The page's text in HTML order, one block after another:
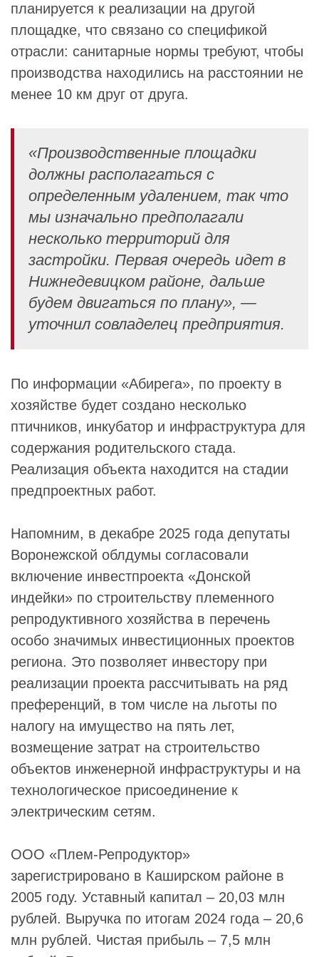
планируется к реализации на другой
площадке, что связано со спецификой
отрасли: санитарные нормы требуют, чтобы
производства находились на расстоянии не
менее 10 км друг от друга.
«Производственные площадки
должны располагаться с
определенным удалением, так что
мы изначально предполагали
несколько территорий для
застройки. Первая очередь идет в
Нижнедевицком районе, дальше
будем двигаться по плану», —
уточнил совладелец предприятия.
По информации «Абирега», по проекту в
хозяйстве будет создано несколько
птичников, инкубатор и инфраструктура для
содержания родительского стада.
Реализация объекта находится на стадии
предпроектных работ.
Напомним, в декабре 2025 года депутаты
Воронежской облдумы согласовали
включение инвестпроекта «Донской
индейки» по строительству племенного
репродуктивного хозяйства в перечень
особо значимых инвестиционных проектов
региона. Это позволяет инвестору при
реализации проекта рассчитывать на ряд
преференций, в том числе на льготы по
налогу на имущество на пять лет,
возмещение затрат на строительство
объектов инженерной инфраструктуры и на
технологическое присоединение к
электрическим сетям.
ООО «Плем-Репродуктор»
зарегистрировано в Каширском районе в
2005 году. Уставный капитал – 20,03 млн
рублей. Выручка по итогам 2024 года – 20,6
млн рублей. Чистая прибыль – 7,5 млн